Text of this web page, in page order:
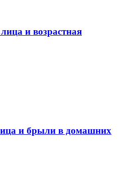
и возрастная
и брыли в домашних